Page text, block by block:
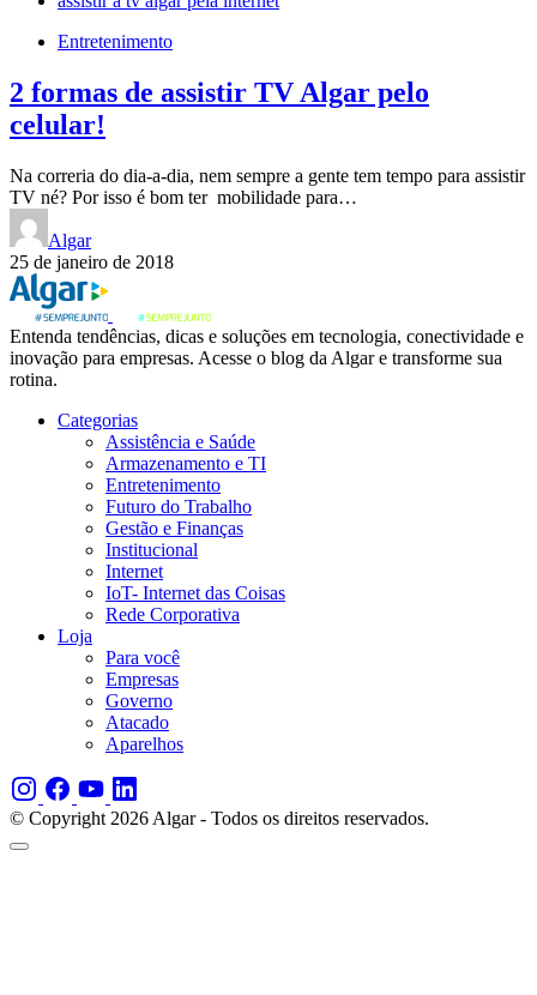
Entretenimento
2 formas de assistir TV Algar pelo
celular!
Na correria do dia-a-dia, nem sempre a gente tem tempo para assistir
TV né? Por isso é bom ter mobilidade para…
Algar
25 de janeiro de 2018
Entenda tendências, dicas e soluções em tecnologia, conectividade e
inovação para empresas. Acesse o blog da Algar e transforme sua
rotina.
Categorias
Assistência e Saúde
Armazenamento e TI
Entretenimento
Futuro do Trabalho
Gestão e Finanças
Institucional
Internet
IoT- Internet das Coisas
Rede Corporativa
Loja
Para você
Empresas
Governo
Atacado
Aparelhos
© Copyright 2026 Algar - Todos os direitos reservados.